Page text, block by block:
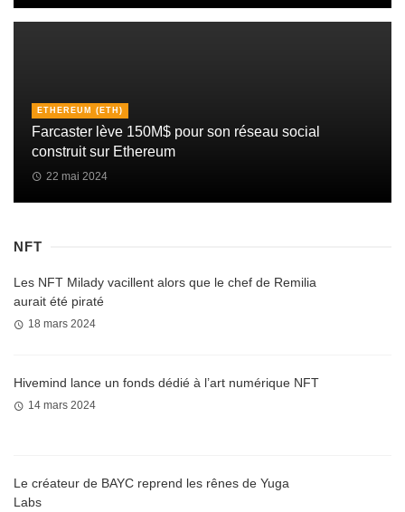
ETHEREUM (ETH)
Farcaster lève 150M$ pour son réseau social
construit sur Ethereum
22 mai 2024
NFT
Les NFT Milady vacillent alors que le chef de Remilia
aurait été piraté
18 mars 2024
Hivemind lance un fonds dédié à l’art numérique NFT
14 mars 2024
Le créateur de BAYC reprend les rênes de Yuga
Labs